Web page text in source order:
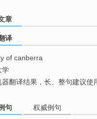
章
译
of canberra
学
器翻译结果，长、整句建议使
句 权威例句